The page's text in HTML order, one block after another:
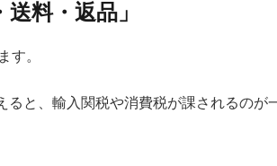
料・返品」
す。
ると、輸入関税や消費税が課されるの